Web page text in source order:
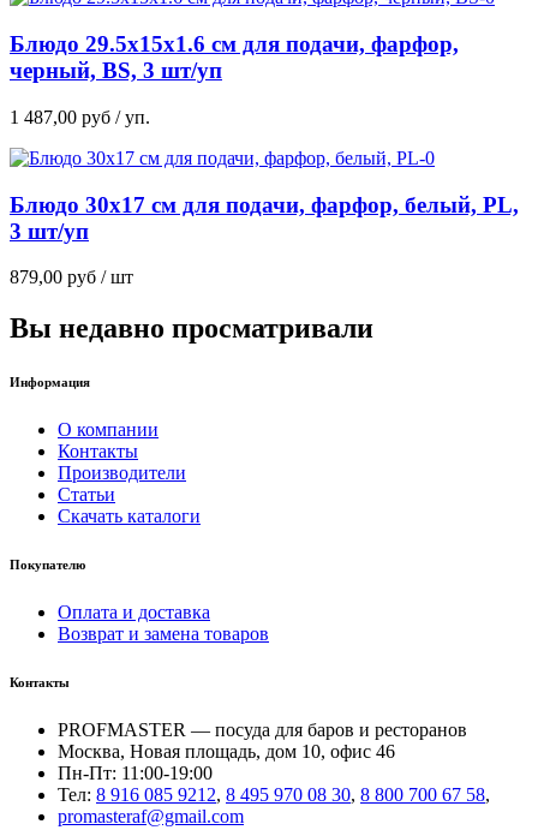
Блюдо 29.5х15х1.6 см для подачи, фарфор,
черный, BS, 3 шт/уп
1 487,00 руб / уп.
Блюдо 30х17 см для подачи, фарфор, белый, PL,
3 шт/уп
879,00 руб / шт
Вы недавно просматривали
Информация
О компании
Контакты
Производители
Статьи
Скачать каталоги
Покупателю
Оплата и доставка
Возврат и замена товаров
Контакты
PROFMASTER — посуда для баров и ресторанов
Москва, Новая площадь, дом 10, офис 46
Пн-Пт: 11:00-19:00
Тел: 8 916 085 9212, 8 495 970 08 30, 8 800 700 67 58,
promasteraf@gmail.com